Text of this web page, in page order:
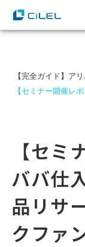
【完全ガイド】ア
【セミナー開催レ
【セミ
ババ仕
品リサ
クファ